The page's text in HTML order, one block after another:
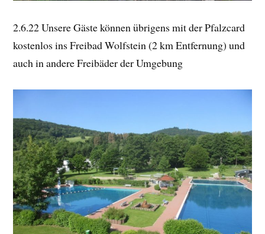
2.6.22 Unsere Gäste können übrigens mit der Pfalzcard
kostenlos ins Freibad Wolfstein (2 km Entfernung) und
auch in andere Freibäder der Umgebung